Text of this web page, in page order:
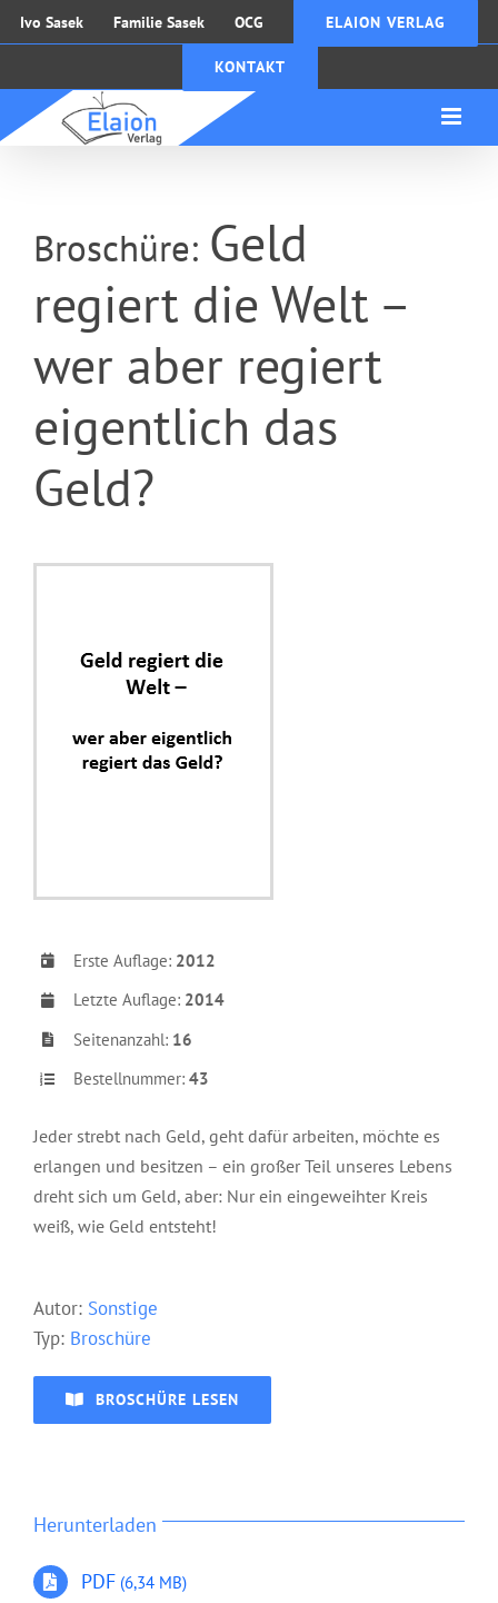
Zum
Inhalt
Ivo Sasek Familie Sasek OCG ELAION VERLAG
KONTAKT
Broschüre: Geld
regiert die Welt –
wer aber regiert
eigentlich das
Geld?
Erste Auflage: 2012
Letzte Auflage: 2014
Seitenanzahl: 16
Bestellnummer: 43
Jeder strebt nach Geld, geht dafür arbeiten, möchte es
erlangen und besitzen – ein großer Teil unseres Lebens
dreht sich um Geld, aber: Nur ein eingeweihter Kreis
weiß, wie Geld entsteht!
Autor: Sonstige
Typ: Broschüre
BROSCHÜRE LESEN
Herunterladen
PDF (6,34 MB)